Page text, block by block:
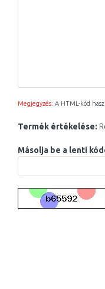
Megjegyzés: A HTML-kód
Termék értékelése:
Másolja be a lenti